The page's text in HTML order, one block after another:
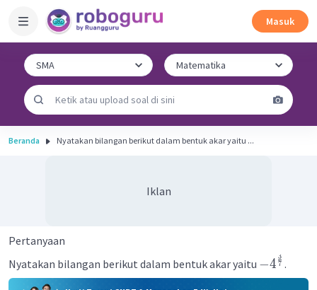
Masuk
Beranda Nyatakan bilangan berikut dalam bentuk akar yaitu ...
Iklan
Pertanyaan
Nyatakan bilangan berikut dalam bentuk akar yaitu −4 7
3
.